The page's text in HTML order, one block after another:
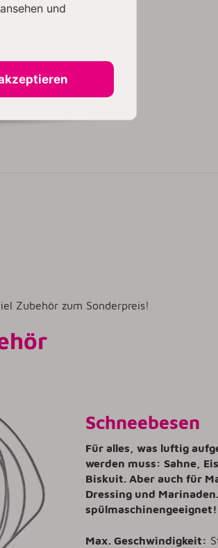
Zubehör zum Sonderpreis!
Schneebesen
Für alles, was luftig
werden muss: Sahne,
Biskuit. Aber auch für
Dressing und
spülmaschinengeeignet!
Max. Geschwindigkeit:
ansehen und